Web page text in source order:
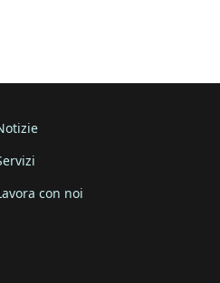
con noi